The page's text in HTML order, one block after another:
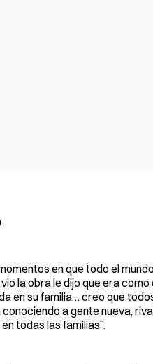
en que todo el
la obra le dijo que era
en su familia… creo que
a gente nueva,
todas las familias”.